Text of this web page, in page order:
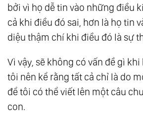
bởi vì họ dễ tin vào những điều
cả khi điều đó sai, hơn là họ tin
diệu thậm chí khi điều đó là sự
Vì vậy, sẽ không có vấn đề gì
tôi nên kể rằng tất cả chỉ là do
để tôi có thể viết lên một câu
con.